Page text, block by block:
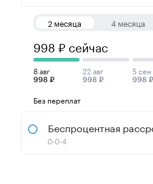
2 месяца 4 месяца
998 ₽ сейчас
8 авг
998 ₽
22 авг
998 ₽
5 сен
998 ₽
Без переплат
Беспроцентная
0-0-4